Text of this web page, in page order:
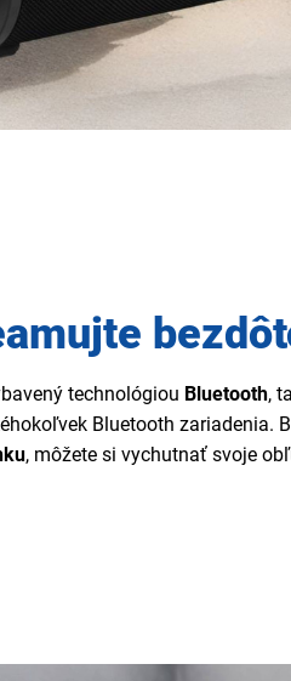
technológiou Bluetooth,
Bluetooth zariadenia.
, môžete si vychutnať svoje